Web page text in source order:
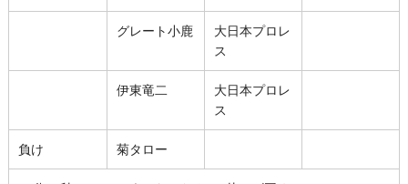
グレート小鹿
大日本プロレ
ス
伊東竜二
大日本プロレ
ス
負け 菊タロー